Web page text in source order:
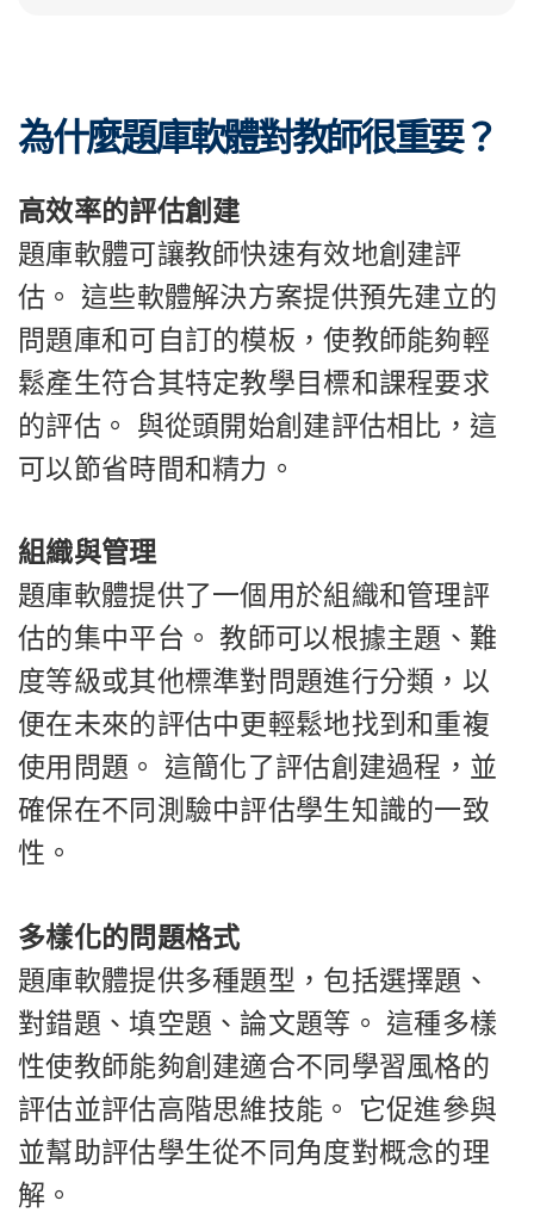
為什麼題庫軟體對教師很重要？
高效率的評估創建
題庫軟體可讓教師快速有效地創建評
估。 這些軟體解決方案提供預先建立的
問題庫和可自訂的模板，使教師能夠輕
鬆產生符合其特定教學目標和課程要求
的評估。 與從頭開始創建評估相比，這
可以節省時間和精力。
組織與管理
題庫軟體提供了一個用於組織和管理評
估的集中平台。 教師可以根據主題、難
度等級或其他標準對問題進行分類，以
便在未來的評估中更輕鬆地找到和重複
使用問題。 這簡化了評估創建過程，並
確保在不同測驗中評估學生知識的一致
性。
多樣化的問題格式
題庫軟體提供多種題型，包括選擇題、
對錯題、填空題、論文題等。 這種多樣
性使教師能夠創建適合不同學習風格的
評估並評估高階思維技能。 它促進參與
並幫助評估學生從不同角度對概念的理
解。